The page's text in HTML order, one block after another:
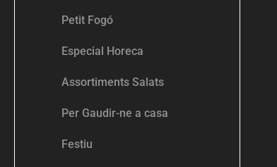
Petit Fogó
Especial Horeca
Assortiments Salats
Per Gaudir-ne a casa
Festiu